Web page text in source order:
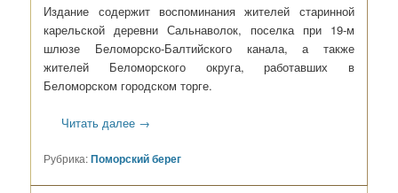
Издание содержит воспоминания жителей старинной
карельской деревни Сальнаволок, поселка при 19-м
шлюзе Беломорско-Балтийского канала, а также
жителей Беломорского округа, работавших в
Беломорском городском торге.
Читать далее →
Рубрика:Поморский берег